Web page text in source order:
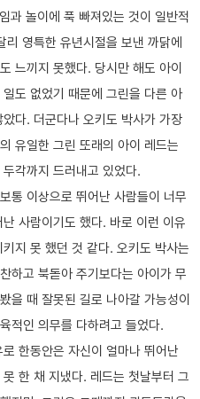
과 놀이에 푹 빠져있는 것이 일반적
영특한 유년시절을 보낸 까닭에
느끼지 못했다. 당시만 해도 아이
도 없었기 때문에 그린을 다른 아
다. 더군다나 오키도 박사가 가장
유일한 그린 또래의 아이 레드는
각까지 드러내고 있었다.
통 이상으로 뛰어난 사람들이 너무
사람이기도 했다. 바로 이런 이유
지 못 했던 것 같다. 오키도 박사는
하고 북돋아 주기보다는 아이가 무
을 때 잘못된 길로 나아갈 가능성이
적인 의무를 다하려고 들었다.
한동안은 자신이 얼마나 뛰어난
한 채 지냈다. 레드는 첫날부터 그